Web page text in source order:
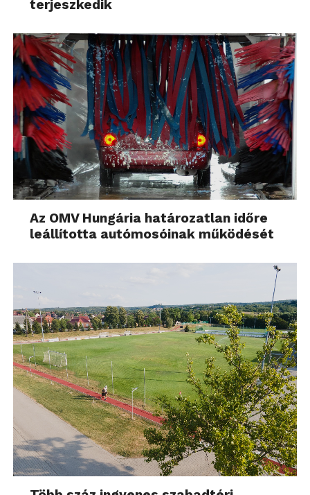
terjeszkedik
Az OMV Hungária határozatlan időre
leállította autómosóinak működését